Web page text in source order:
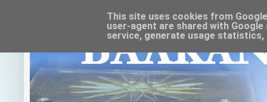
This site uses cookies from
user-agent are shared with
service, generate usage statistics,